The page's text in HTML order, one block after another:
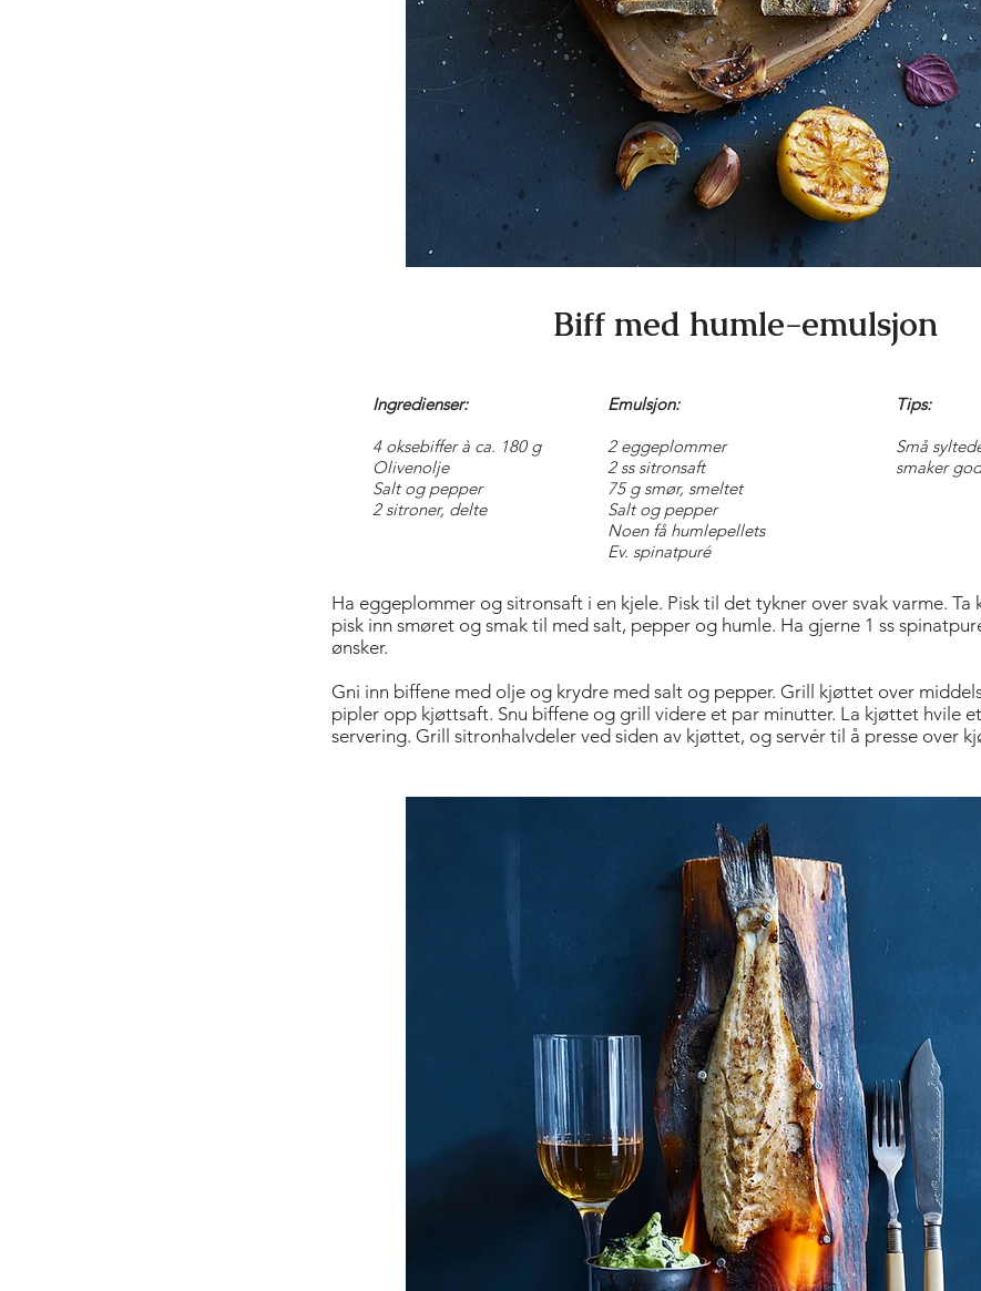
Biff med humle-emulsjon
Ingredienser:
4 oksebiffer à ca. 180 g
Olivenolje
Salt og pepper
2 sitroner, delte
Emulsjon:
2 eggeplommer
2 ss sitronsaft
75 g smør, smeltet
Salt og pepper
Noen få humlepellets
Ev. spinatpuré
Tips:
Små
smaker
Ha eggeplommer og sitronsaft i en kjele. Pisk til det tykner over svak varme. Ta
pisk inn smøret og smak til med salt, pepper og humle. Ha gjerne 1 ss
ønsker.
Gni inn biffene med olje og krydre med salt og pepper. Grill kjøttet over
pipler opp kjøttsaft. Snu biffene og grill videre et par minutter. La kjøttet hvile
servering. Grill sitronhalvdeler ved siden av kjøttet, og servér til å presse over